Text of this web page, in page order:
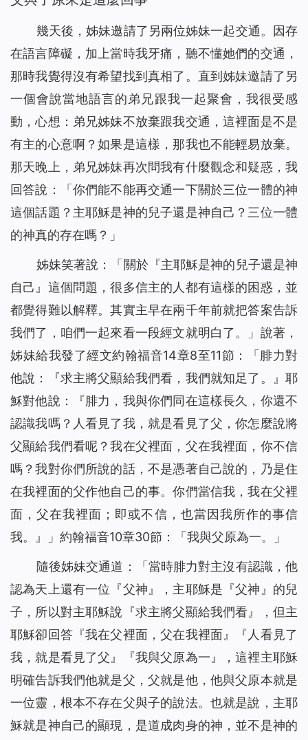
幾天後，姊妹邀請了另兩位姊妹一起交通。因存
在語言障礙，加上當時我牙痛，聽不懂她們的交通，
那時我覺得沒有希望找到真相了。直到姊妹邀請了另
一個會說當地語言的弟兄跟我一起聚會，我很受感
動，心想：弟兄姊妹不放棄跟我交通，這裡面是不是
有主的心意啊？如果是這樣，那我也不能輕易放棄。
那天晚上，弟兄姊妹再次問我有什麼觀念和疑惑，我
回答說：「你們能不能再交通一下關於三位一體的神
這個話題？主耶穌是神的兒子還是神自己？三位一體
的神真的存在嗎？」
姊妹笑著說：「關於『主耶穌是神的兒子還是神
自己』這個問題，很多信主的人都有這樣的困惑，並
都覺得難以解釋。其實主早在兩千年前就把答案告訴
我們了，咱們一起來看一段經文就明白了。」說著，
姊妹給我發了經文約翰福音14章8至11節：「腓力對
他說：『求主將父顯給我們看，我們就知足了。』耶
穌對他說：『腓力，我與你們同在這樣長久，你還不
認識我嗎？人看見了我，就是看見了父，你怎麼說將
父顯給我們看呢？我在父裡面，父在我裡面，你不信
嗎？我對你們所說的話，不是憑著自己說的，乃是住
在我裡面的父作他自己的事。你們當信我，我在父裡
面，父在我裡面；即或不信，也當因我所作的事信
我。』
」約翰福音10章30節：「 我與父原為一。 」
隨後姊妹交通道：「當時腓力對主沒有認識，他
認為天上還有一位『父神』，主耶穌是『父神』的兒
子，所以對主耶穌說『求主將父顯給我們看』，但主
耶穌卻回答『我在父裡面，父在我裡面』『人看見了
我，就是看見了父 』『我與父原為一 』，這裡主耶穌
明確告訴我們他就是父，父就是他，他與父原本就是
一位靈，根本不存在父與子的說法。也就是說，主耶
穌就是神自己的顯現，是道成肉身的神，並不是神的